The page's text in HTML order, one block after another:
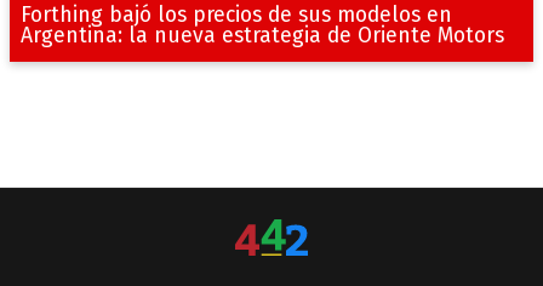
Forthing bajó los precios de sus modelos en
Argentina: la nueva estrategia de Oriente Motors